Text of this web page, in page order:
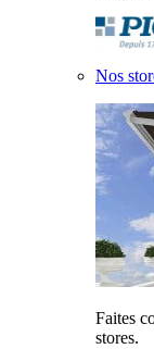
Nos
Faites
stores.